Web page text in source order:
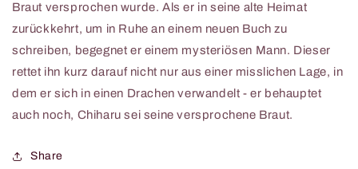
Braut versprochen wurde. Als er in seine alte Heimat
zurückkehrt, um in Ruhe an einem neuen Buch zu
schreiben, begegnet er einem mysteriösen Mann. Dieser
rettet ihn kurz darauf nicht nur aus einer misslichen Lage, in
dem er sich in einen Drachen verwandelt - er behauptet
auch noch, Chiharu sei seine versprochene Braut.
Share